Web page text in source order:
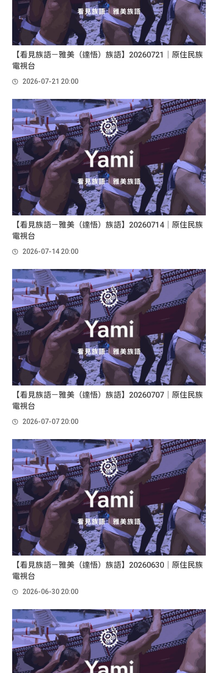
【看見族語－雅美（達悟）族語】20260721｜原住民族
電視台
2026-07-21 20:00
【看見族語－雅美（達悟）族語】20260714｜原住民族
電視台
2026-07-14 20:00
【看見族語－雅美（達悟）族語】20260707｜原住民族
電視台
2026-07-07 20:00
【看見族語－雅美（達悟）族語】20260630｜原住民族
電視台
2026-06-30 20:00